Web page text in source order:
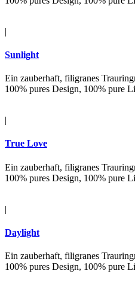
|
Sunlight
Ein zauberhaft, filigranes
100% pures Design, 100% pure
|
True Love
Ein zauberhaft, filigranes
100% pures Design, 100% pure
|
Daylight
Ein zauberhaft, filigranes
100% pures Design, 100% pure